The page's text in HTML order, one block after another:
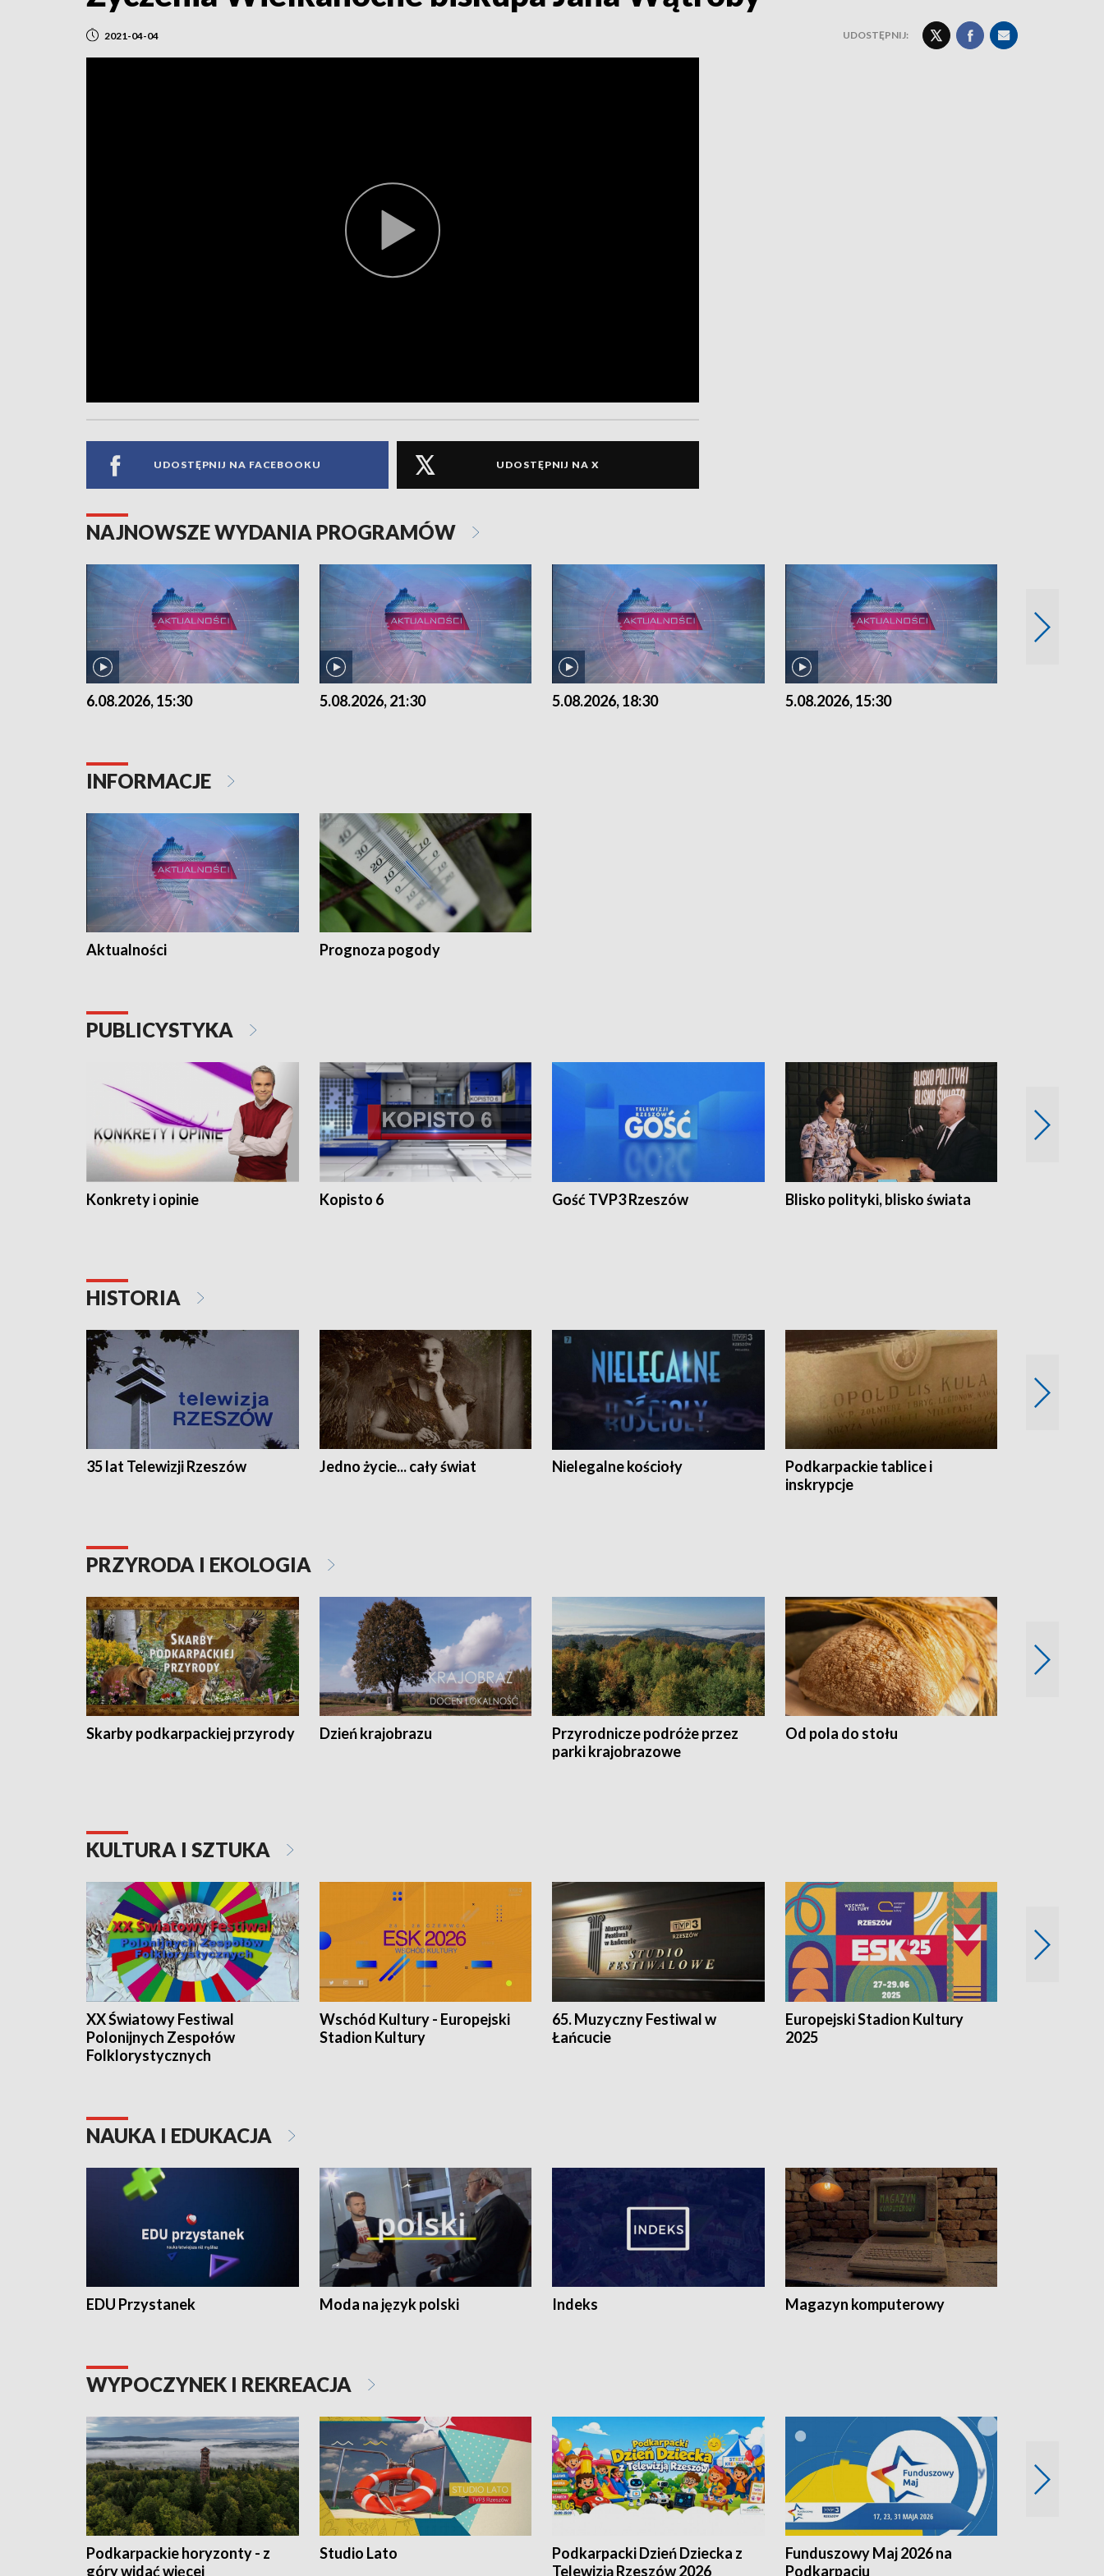
2021-04-04 UDOSTĘPNIJ:
UDOSTĘPNIJ NA FACEBOOKU UDOSTĘPNIJ NA X
NAJNOWSZE WYDANIA PROGRAMÓW
6.08.2026, 15:30 5.08.2026, 21:30 5.08.2026, 18:30 5.08.2026, 15:30
INFORMACJE
Aktualności Prognoza pogody
PUBLICYSTYKA
Konkrety i opinie Kopisto 6 Gość TVP3 Rzeszów Blisko polityki, blisko świata
HISTORIA
35 lat Telewizji Rzeszów Jedno życie... cały świat Nielegalne kościoły
Podkarpackie tablice i
inskrypcje
PRZYRODA I EKOLOGIA
Skarby podkarpackiej przyrody Dzień krajobrazu
Przyrodnicze podróże przez
parki krajobrazowe
Od pola do stołu
KULTURA I SZTUKA
XX Światowy Festiwal
Polonijnych Zespołów
Folklorystycznych
Wschód Kultury - Europejski
Stadion Kultury
65. Muzyczny Festiwal w
Łańcucie
Europejski Stadion Kultury
2025
NAUKA I EDUKACJA
EDU Przystanek Moda na język polski Indeks Magazyn komputerowy
WYPOCZYNEK I REKREACJA
Podkarpackie horyzonty - z
góry widać więcej
Studio Lato
Podkarpacki Dzień Dziecka z
Telewizją Rzeszów 2026
Funduszowy Maj 2026 na
Podkarpaciu